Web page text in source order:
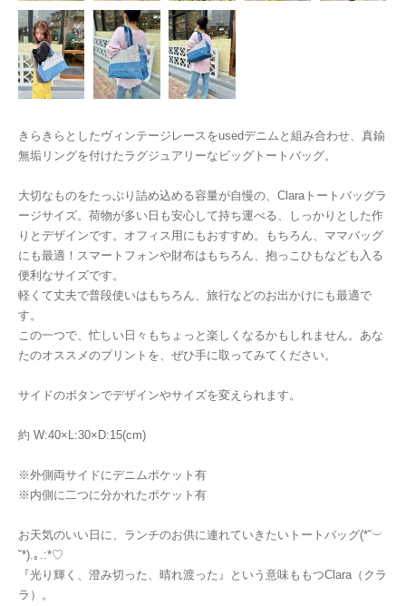
きらきらとしたヴィンテージレースをusedデニムと組み合わせ、真鍮
無垢リングを付けたラグジュアリーなビッグトートバッグ。
大切なものをたっぷり詰め込める容量が自慢の、Claraトートバッグラ
ージサイズ。荷物が多い日も安心して持ち運べる、しっかりとした作
りとデザインです。オフィス用にもおすすめ。もちろん、ママバッグ
にも最適！スマートフォンや財布はもちろん、抱っこひもなども入る
便利なサイズです。
軽くて丈夫で普段使いはもちろん、旅行などのお出かけにも最適で
す。
この一つで、忙しい日々もちょっと楽しくなるかもしれません。あな
たのオススメのプリントを、ぜひ手に取ってみてください。
サイドのボタンでデザインやサイズを変えられます。
約 W:40×L:30×D:15(cm)
※外側両サイドにデニムポケット有
※内側に二つに分かれたポケット有
お天気のいい日に、ランチのお供に連れていきたいトートバッグ(*˘︶
˘*).｡.:*♡
『光り輝く、澄み切った、晴れ渡った』という意味ももつClara（クラ
ラ）。